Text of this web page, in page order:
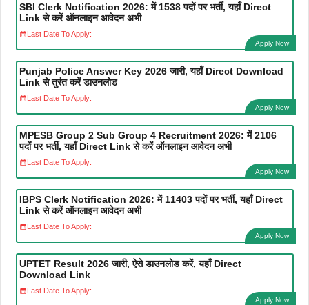
SBI Clerk Notification 2026: में 1538 पदों पर भर्ती, यहाँ Direct
Link से करें ऑनलाइन आवेदन अभी
Last Date To Apply:
Apply Now
Punjab Police Answer Key 2026 जारी, यहाँ Direct Download
Link से तुरंत करें डाउनलोड
Last Date To Apply:
Apply Now
MPESB Group 2 Sub Group 4 Recruitment 2026: में 2106
पदों पर भर्ती, यहाँ Direct Link से करें ऑनलाइन आवेदन अभी
Last Date To Apply:
Apply Now
IBPS Clerk Notification 2026: में 11403 पदों पर भर्ती, यहाँ Direct
Link से करें ऑनलाइन आवेदन अभी
Last Date To Apply:
Apply Now
UPTET Result 2026 जारी, ऐसे डाउनलोड करें, यहाँ Direct
Download Link
Last Date To Apply:
Apply Now